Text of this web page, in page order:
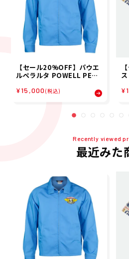
【セール20%OFF】パウエ
ルペラルタ POWELL PERA
ド ウェア アウター ジャケッ
ト リッパー ジャケット Win
ged Ripper OG Jacket 5
20253103 メンズ 男性 25F
¥15,000 (税込)
Recently viewed
最近みた